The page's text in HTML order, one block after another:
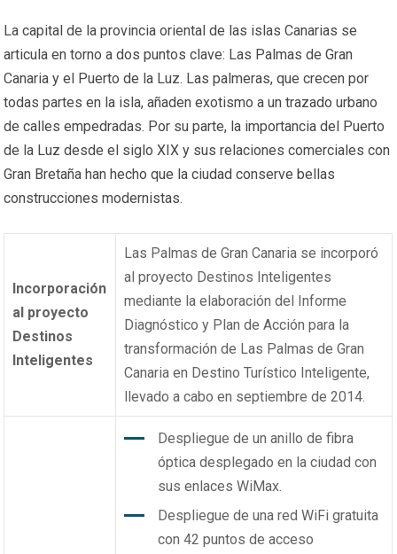
La capital de la provincia oriental de las islas Canarias se
articula en torno a dos puntos clave: Las Palmas de Gran
Canaria y el Puerto de la Luz. Las palmeras, que crecen por
todas partes en la isla, añaden exotismo a un trazado urbano
de calles empedradas. Por su parte, la importancia del Puerto
de la Luz desde el siglo XIX y sus relaciones comerciales con
Gran Bretaña han hecho que la ciudad conserve bellas
construcciones modernistas.
Incorporación
al proyecto
Destinos
Inteligentes
Las Palmas de Gran Canaria se incorporó
al proyecto Destinos Inteligentes
mediante la elaboración del Informe
Diagnóstico y Plan de Acción para la
transformación de Las Palmas de Gran
Canaria en Destino Turístico Inteligente,
llevado a cabo en septiembre de 2014.
Despliegue de un anillo de fibra
óptica desplegado en la ciudad con
sus enlaces WiMax.
Despliegue de una red WiFi gratuita
con 42 puntos de acceso